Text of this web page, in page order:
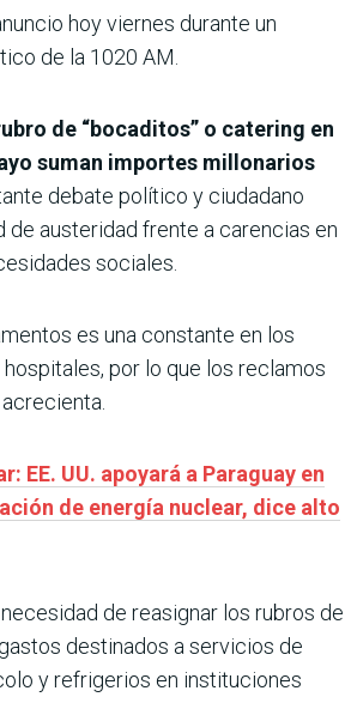
hoy viernes durante un
de la 1020 AM.
de “bocaditos” o catering en
suman importes millonarios
debate político y ciudadano
de austeridad frente a carencias en
sociales.
es una constante en los
por lo que los reclamos
EE. UU. apoyará a Paraguay en
de energía nuclear, dice alto
de reasignar los rubros de
destinados a servicios de
y refrigerios en instituciones